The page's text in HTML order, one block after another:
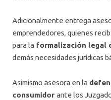
Adicionalmente entrega
emprendedores, quienes
para la formalización legal
demás necesidades jurídicas
Asimismo asesora en la
consumidor ante los